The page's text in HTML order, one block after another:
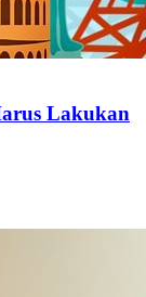
Lakukan